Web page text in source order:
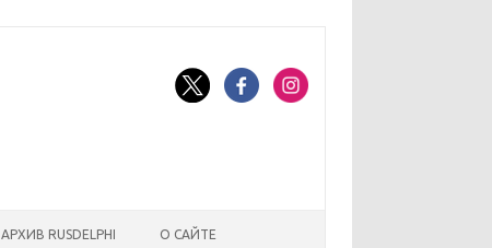
АРХИВ RUSDELPHI О САЙТЕ